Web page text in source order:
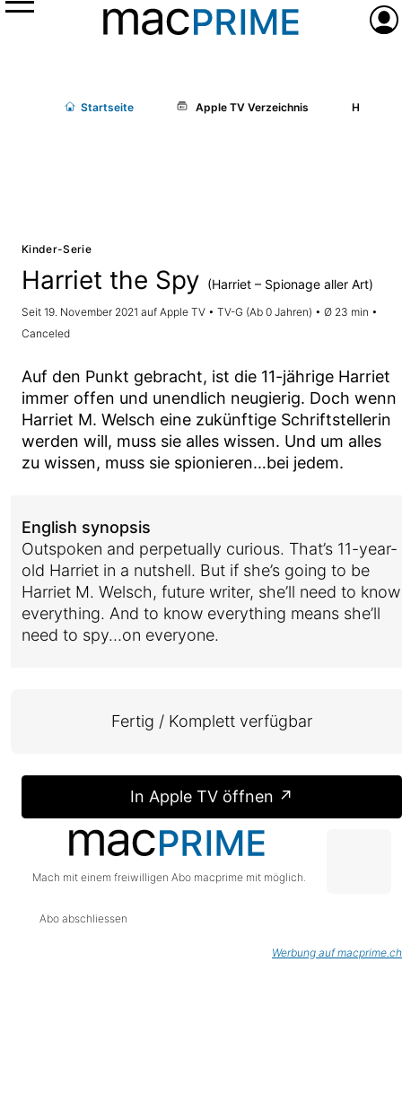
Menü
Startseite Apple TV Verzeichnis Harriet
Kinder-Serie
Harriet the Spy (Harriet – Spionage aller Art)
Seit 19. November 2021 auf Apple TV • TV-G (Ab 0 Jahren) • Ø 23 min •
Canceled
Auf den Punkt gebracht, ist die 11-jährige Harriet
immer offen und unendlich neugierig. Doch wenn
Harriet M. Welsch eine zukünftige Schriftstellerin
werden will, muss sie alles wissen. Und um alles
zu wissen, muss sie spionieren…bei jedem.
English synopsis
Outspoken and perpetually curious. That’s 11-year-
old Harriet in a nutshell. But if she’s going to be
Harriet M. Welsch, future writer, she’ll need to know
everything. And to know everything means she’ll
need to spy…on everyone.
Fertig / Komplett verfügbar
In Apple TV öffnen ↗
Mach mit einem freiwilligen Abo macprime mit möglich.
Abo abschliessen
Werbung auf macprime.ch